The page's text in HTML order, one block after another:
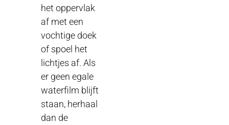
het oppervlak
af met een
vochtige doek
of spoel het
lichtjes af. Als
er geen egale
waterfilm blijft
staan, herhaal
dan de